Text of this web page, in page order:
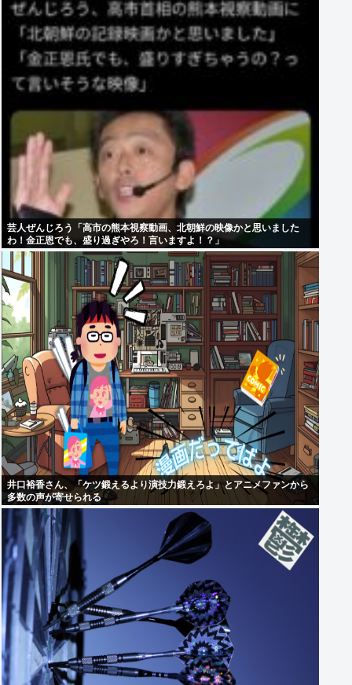
芸人ぜんじろう「高市の熊本視察動画、北朝鮮の映像かと思いました
わ！金正恩でも、盛り過ぎやろ！言いますよ！？」
井口裕香さん、「ケツ鍛えるより演技力鍛えろよ」とアニメファンから
多数の声が寄せられる